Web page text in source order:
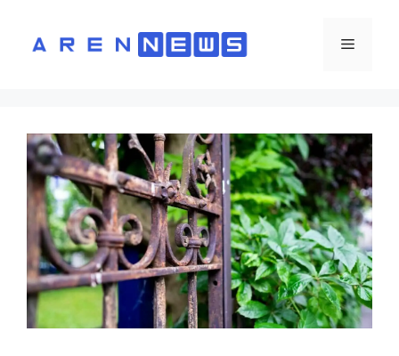
contenuto
Menu